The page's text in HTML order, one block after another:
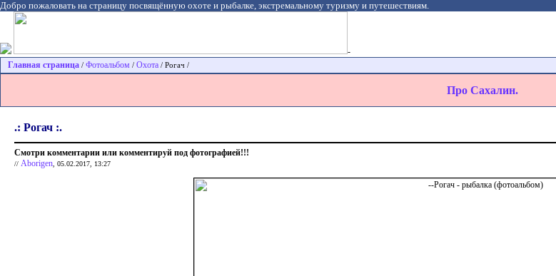
Добро пожаловать на страницу посвящённую охоте и рыбалке, экстремальному туризму и путешествиям.
-
Главная страница / Фотоальбом / Охота / Рогач /
Про Сахалин.
.: Рогач :.
Смотри комментарии или комментируй под фотографией!!!
// Aborigen , 05.02.2017, 13:27